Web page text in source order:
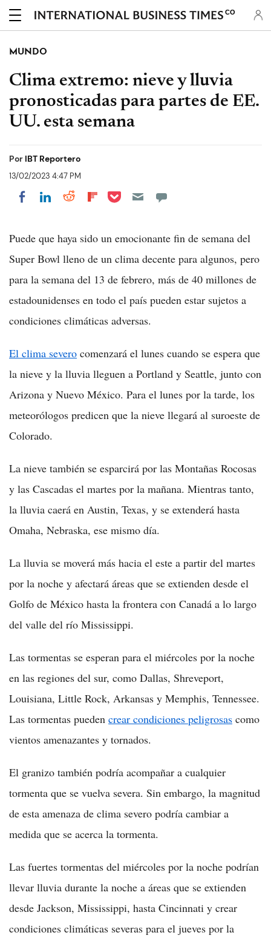
CO
MUNDO
Clima extremo: nieve y lluvia
pronosticadas para partes de EE.
UU. esta semana
Por IBT Reportero
13/02/2023 4:47 PM
Share on Facebook
Share on LinkedIn
Share on Reddit
Share on Flipboard
Share on Pocket
Puede que haya sido un emocionante fin de semana del
Super Bowl lleno de un clima decente para algunos, pero
para la semana del 13 de febrero, más de 40 millones de
estadounidenses en todo el país pueden estar sujetos a
condiciones climáticas adversas.
El clima severo comenzará el lunes cuando se espera que
la nieve y la lluvia lleguen a Portland y Seattle, junto con
Arizona y Nuevo México. Para el lunes por la tarde, los
meteorólogos predicen que la nieve llegará al suroeste de
Colorado.
La nieve también se esparcirá por las Montañas Rocosas
y las Cascadas el martes por la mañana. Mientras tanto,
la lluvia caerá en Austin, Texas, y se extenderá hasta
Omaha, Nebraska, ese mismo día.
La lluvia se moverá más hacia el este a partir del martes
por la noche y afectará áreas que se extienden desde el
Golfo de México hasta la frontera con Canadá a lo largo
del valle del río Mississippi.
Las tormentas se esperan para el miércoles por la noche
en las regiones del sur, como Dallas, Shreveport,
Louisiana, Little Rock, Arkansas y Memphis, Tennessee.
Las tormentas pueden crear condiciones peligrosas como
vientos amenazantes y tornados.
El granizo también podría acompañar a cualquier
tormenta que se vuelva severa. Sin embargo, la magnitud
de esta amenaza de clima severo podría cambiar a
medida que se acerca la tormenta.
Las fuertes tormentas del miércoles por la noche podrían
llevar lluvia durante la noche a áreas que se extienden
desde Jackson, Mississippi, hasta Cincinnati y crear
condiciones climáticas severas para el jueves por la